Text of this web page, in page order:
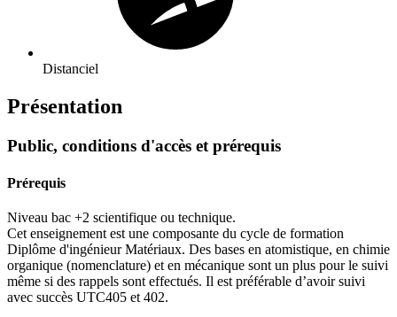
Distanciel
Présentation
Public, conditions d'accès et prérequis
Prérequis
Niveau bac +2 scientifique ou technique.
Cet enseignement est une composante du cycle de formation
Diplôme d'ingénieur Matériaux. Des bases en atomistique, en chimie
organique (nomenclature) et en mécanique sont un plus pour le suivi
même si des rappels sont effectués. Il est préférable d’avoir suivi
avec succès UTC405 et 402.